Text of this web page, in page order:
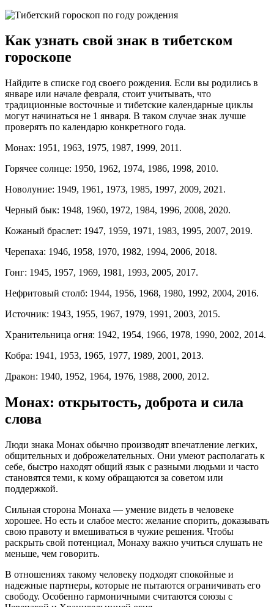
Как узнать свой знак в тибетском
гороскопе
Найдите в списке год своего рождения. Если вы родились в
январе или начале февраля, стоит учитывать, что
традиционные восточные и тибетские календарные циклы
могут начинаться не 1 января. В таком случае знак лучше
проверять по календарю конкретного года.
Монах: 1951, 1963, 1975, 1987, 1999, 2011.
Горячее солнце: 1950, 1962, 1974, 1986, 1998, 2010.
Новолуние: 1949, 1961, 1973, 1985, 1997, 2009, 2021.
Черный бык: 1948, 1960, 1972, 1984, 1996, 2008, 2020.
Кожаный браслет: 1947, 1959, 1971, 1983, 1995, 2007, 2019.
Черепаха: 1946, 1958, 1970, 1982, 1994, 2006, 2018.
Гонг: 1945, 1957, 1969, 1981, 1993, 2005, 2017.
Нефритовый столб: 1944, 1956, 1968, 1980, 1992, 2004, 2016.
Источник: 1943, 1955, 1967, 1979, 1991, 2003, 2015.
Хранительница огня: 1942, 1954, 1966, 1978, 1990, 2002, 2014.
Кобра: 1941, 1953, 1965, 1977, 1989, 2001, 2013.
Дракон: 1940, 1952, 1964, 1976, 1988, 2000, 2012.
Монах: открытость, доброта и сила
слова
Люди знака Монах обычно производят впечатление легких,
общительных и доброжелательных. Они умеют располагать к
себе, быстро находят общий язык с разными людьми и часто
становятся теми, к кому обращаются за советом или
поддержкой.
Сильная сторона Монаха — умение видеть в человеке
хорошее. Но есть и слабое место: желание спорить, доказывать
свою правоту и вмешиваться в чужие решения. Чтобы
раскрыть свой потенциал, Монаху важно учиться слушать не
меньше, чем говорить.
В отношениях такому человеку подходят спокойные и
надежные партнеры, которые не пытаются ограничивать его
свободу. Особенно гармоничными считаются союзы с